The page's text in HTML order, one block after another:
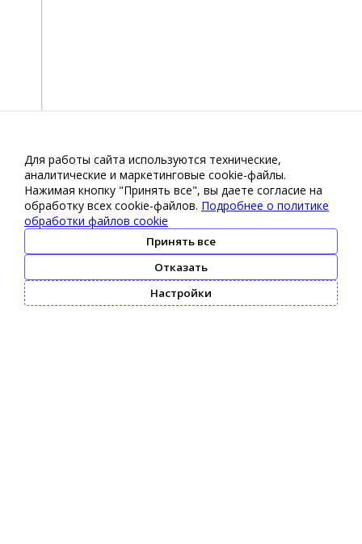
Для работы сайта используются технические,
аналитические и маркетинговые сооkіе-файлы.
Нажимая кнопку "Принять все", вы даете согласие на
обработку всех cookie-файлов. Подробнее о политике
обработки файлов cookie
Принять все
Отказать
Настройки